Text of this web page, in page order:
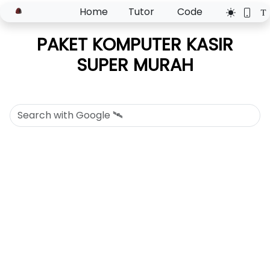
Home Tutor Code
PAKET KOMPUTER KASIR
SUPER MURAH